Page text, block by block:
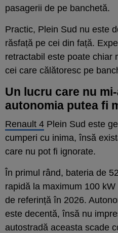
pasagerii de pe banchetă.
Practic, Plein Sud nu este
răsfață pe cei din față.
retractabil este poate chiar
cei care călătoresc pe
Un lucru care nu
autonomia putea fi
Renault 4 Plein Sud este
cumperi cu inima, însă
care nu pot fi ignorate.
În primul rând, bateria de
rapidă la maximum 100
de referință în 2026.
este decentă, însă nu
autostradă aceasta scade